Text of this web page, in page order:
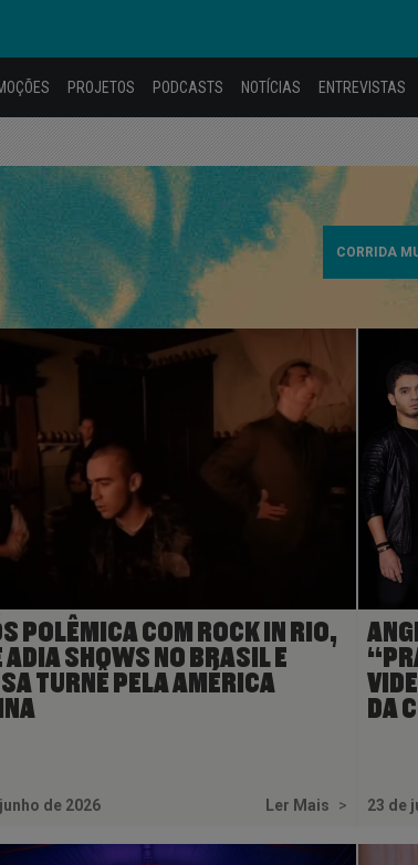
PROJETOS PODCASTS NOTÍCIAS ENTREVISTAS
CORRIDA
POLÊMICA COM ROCK IN RIO,
ADIA SHOWS NO BRASIL E
TURNÊ PELA AMÉRICA
de 2026 Ler Mais >
DA
23 de